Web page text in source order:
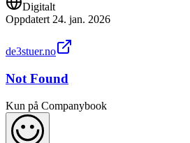
Digitalt
Oppdatert 24. jan. 2026
de3stuer.no
Not Found
Kun på Companybook